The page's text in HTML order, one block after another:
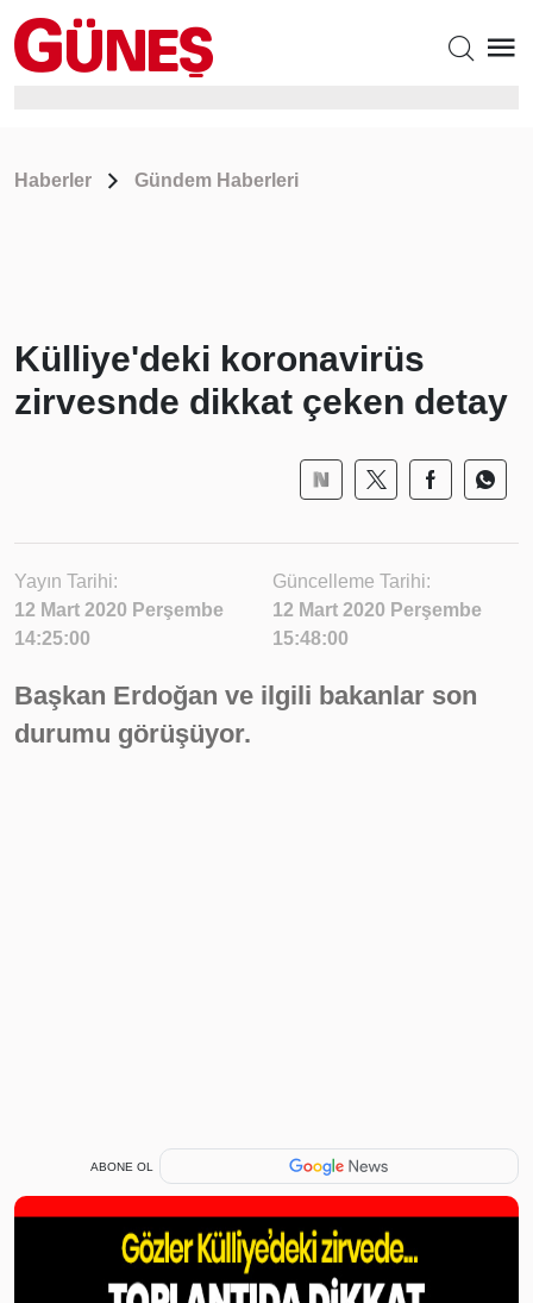
Haberler Gündem Haberleri
Külliye'deki koronavirüs
zirvesnde dikkat çeken detay
Yayın Tarihi:
12 Mart 2020 Perşembe
14:25:00
Güncelleme Tarihi:
12 Mart 2020 Perşembe
15:48:00
Başkan Erdoğan ve ilgili bakanlar son
durumu görüşüyor.
ABONE OL